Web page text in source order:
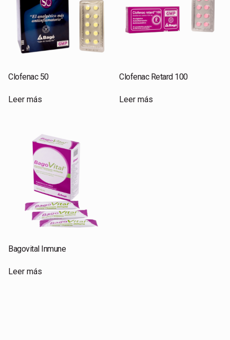
Clofenac 50
Leer más
Clofenac Retard 100
Leer más
Bagovital Inmune
Leer más